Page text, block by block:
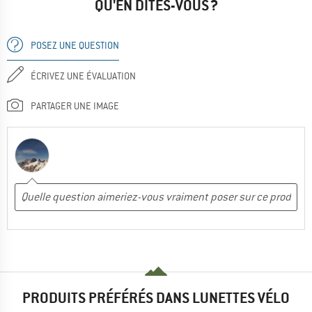
QU'EN DITES-VOUS ?
POSEZ UNE QUESTION
ÉCRIVEZ UNE ÉVALUATION
PARTAGER UNE IMAGE
PRODUITS PRÉFÉRÉS DANS LUNETTES VÉLO